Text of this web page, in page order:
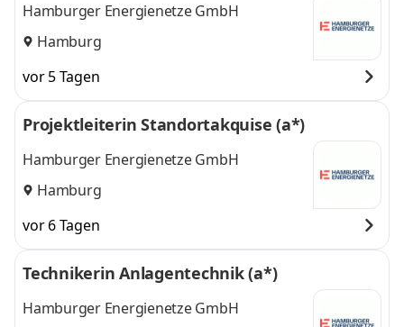
Hamburger Energienetze GmbH
Hamburg
vor 5 Tagen
Projektleiterin Standortakquise (a*)
Hamburger Energienetze GmbH
Hamburg
vor 6 Tagen
Technikerin Anlagentechnik (a*)
Hamburger Energienetze GmbH